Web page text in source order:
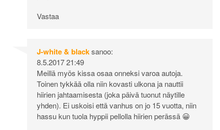
Vastaa
J-white & blacksanoo:
8.5.2017 21:49
Meillä myös kissa osaa onneksi varoa autoja.
Toinen tykkää olla niin kovasti ulkona ja nauttii
hiirien jahtaamisesta (joka päivä tuonut näytille
yhden). Ei uskoisi että vanhus on jo 15 vuotta, niin
hassu kun tuola hyppii pellolla hiirien perässä 😀